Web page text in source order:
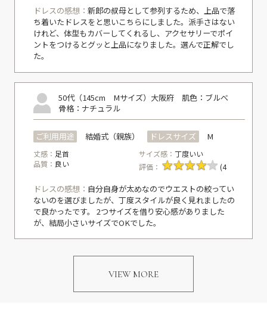
ドレスの感想： 新郎の叔母として参列するため、上品で落
ち着いたドレスをと思いこちらにしました。派手さはない
けれど、体型もカバーしてくれるし、アクセサリーでポイ
ントをつけるとグッと上品になりました。選んで正解でし
た。
50代（145cm Mサイズ） 大阪府 肌色：ブルべ
骨格：ナチュラル
ご利用用途 結婚式（親族） ドレスサイズ M
丈感： 足首 サイズ感：丁度いい
品質： 良い 評価： (4
ドレスの感想： 自分自身が太めなのでウエストの絞ってい
ないのを選びましたが、丁度スタイルが良く見れましたの
で良かったです。 2つサイズを借り安心感がありました
が、結局小さいサイズでOKでした。
VIEW MORE